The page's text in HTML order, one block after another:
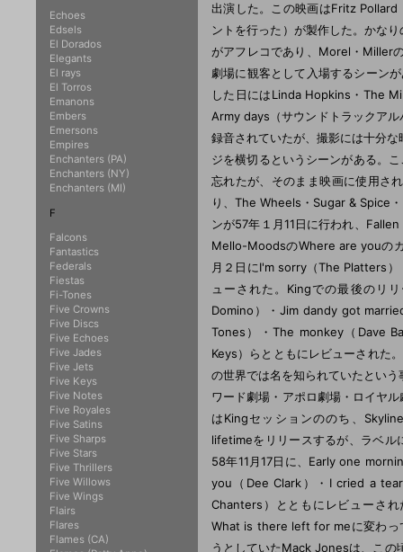
出演した。この映画はFritz
ントを行った）が製作した。かな
がアフレコであり、Morel・Miller
劇場に観客として入場するシーン
した日にはLinda Hopkins・The
Army days（サウンドトラックア
録音されていたが、撮影には十分
ジを横切るというシーンがある。
忘れたが、そのまま映画に使用さ
り、The Wheels・Sugar & Spice
ンが57年１月11日に行われ、
Mello-MoodsのWhere are youの
月２日にI'm sorry（The Platters
ューされた。Kingでの最後のリ
Domino）・Jim dandy got
Tones）・The monkey（Dave
Keys）らとともにレビューされた
の世界では名を知られていたとい
ワード劇場・アポロ劇場・ロイヤ
はKingセッションののち、
lifetimeをリリースするが、ラベ
58年11月17日に、Early one
you（Dee Clark）・I cried a
Chanters）とともにレビューさ
What is there left for meに変わっ
うとしていたMack Jonesは、この
Echoes
Edsels
El Dorados
Elegants
El rays
El Torros
Emanons
Embers
Emersons
Empires
Enchanters (PA)
Enchanters (NY)
Enchanters (MI)
F
Falcons
Fantastics
Federals
Fiestas
Fi-Tones
Five Crowns
Five Discs
Five Echoes
Five Jades
Five Jets
Five Keys
Five Notes
Five Royales
Five Satins
Five Sharps
Five Stars
Five Thrillers
Five Willows
Five Wings
Flairs
Flares
Flames (CA)